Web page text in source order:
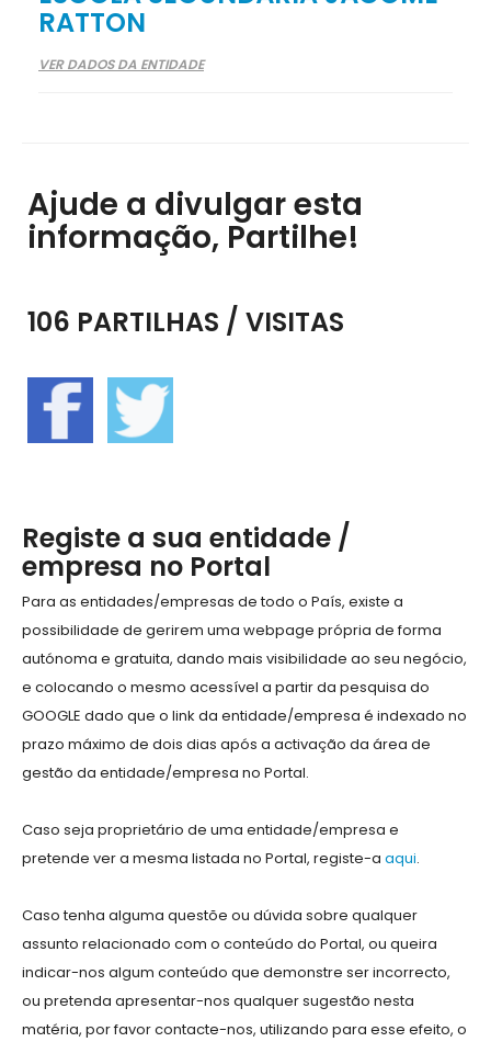
RATTON
VER DADOS DA ENTIDADE
Ajude a divulgar esta
informação, Partilhe!
106 PARTILHAS / VISITAS
Registe a sua entidade /
empresa no Portal
Para as entidades/empresas de todo o País, existe a
possibilidade de gerirem uma webpage própria de forma
autónoma e gratuita, dando mais visibilidade ao seu negócio,
e colocando o mesmo acessível a partir da pesquisa do
GOOGLE dado que o link da entidade/empresa é indexado no
prazo máximo de dois dias após a activação da área de
gestão da entidade/empresa no Portal.
Caso seja proprietário de uma entidade/empresa e
pretende ver a mesma listada no Portal, registe-a aqui.
Caso tenha alguma questõe ou dúvida sobre qualquer
assunto relacionado com o conteúdo do Portal, ou queira
indicar-nos algum conteúdo que demonstre ser incorrecto,
ou pretenda apresentar-nos qualquer sugestão nesta
matéria, por favor contacte-nos, utilizando para esse efeito, o